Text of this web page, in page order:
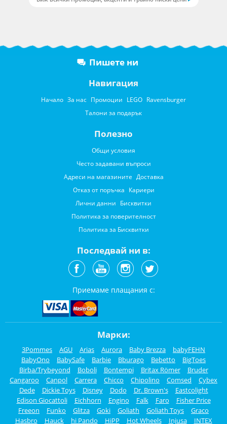
Пишете ни
Навигация
Начало За нас Промоции LEGO Ravensburger
Талони за подарък
Полезно
Общи условия
Често задавани въпроси
Адреси на магазините Доставка
Отказ от поръчка Кариери
Лични данни Бисквитки
Политика за поверителност
Политика за Бисквитки
Последвай ни в:
Приемаме плащания с:
Марки:
3Pommes AGU Arias Aurora Baby Brezza
babyFEHN
BabyOno
BabySafe Barbie Bburago Bebetto
BigToes
Birba/Trybeyond
Boboli Bontempi Britax Römer
Bruder
Cangaroo
Canpol Carrera Chicco Chipolino Comsed
Cybex
Dede
Dickie Toys Disney Dodo Dr. Brown's
Eastcolight
Edison Giocattoli
Eichhorn Engino Falk Faro
Fisher Price
Freeon
Funko Glitza Goki Goliath Goliath Toys
Graco
Hasbro
Hauck hi Pando HiPP Hot Wheels Injusa INTEX